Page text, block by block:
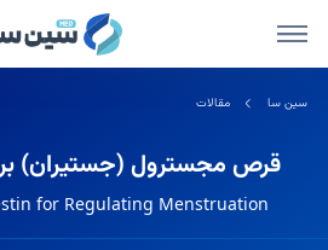
سین سا مقالات
قرص مجسترول (جستیران)
for Regulating Menstruation